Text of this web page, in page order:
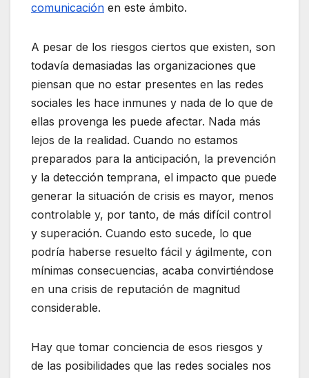
comunicación en este ámbito.
A pesar de los riesgos ciertos que existen, son
todavía demasiadas las organizaciones que
piensan que no estar presentes en las redes
sociales les hace inmunes y nada de lo que de
ellas provenga les puede afectar. Nada más
lejos de la realidad. Cuando no estamos
preparados para la anticipación, la prevención
y la detección temprana, el impacto que puede
generar la situación de crisis es mayor, menos
controlable y, por tanto, de más difícil control
y superación. Cuando esto sucede, lo que
podría haberse resuelto fácil y ágilmente, con
mínimas consecuencias, acaba convirtiéndose
en una crisis de reputación de magnitud
considerable.
Hay que tomar conciencia de esos riesgos y
de las posibilidades que las redes sociales nos